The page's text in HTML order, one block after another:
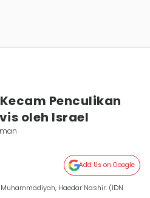
Penculikan
oleh Israel
Add Us on Google
Haedar Nashir. (IDN